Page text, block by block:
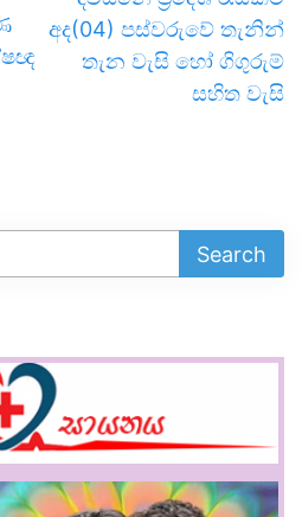
අද(04) පස්වරුවේ තැනින්
තැන වැසි හෝ ගිගුරුම්
සහිත වැසි